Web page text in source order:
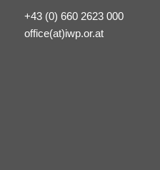
+43 (0) 660 2623 000
office(at)iwp.or.at